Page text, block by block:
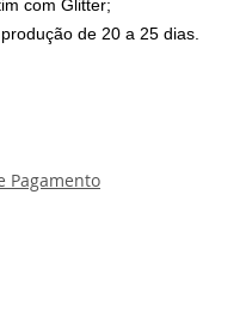
com Glitter;
de 20 a 25 dias.
Pagamento